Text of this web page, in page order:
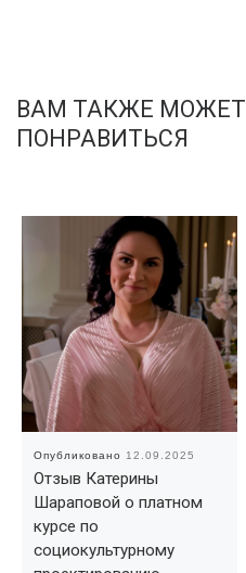
ВАМ ТАКЖЕ МОЖЕТ
ПОНРАВИТЬСЯ
Опубликовано 12.09.2025
Отзыв Катерины
Шараповой о платном
курсе по
социокультурному